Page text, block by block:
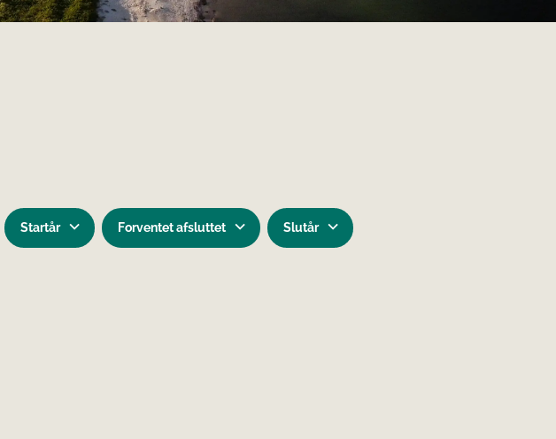
Startår Forventet afsluttet Slutår